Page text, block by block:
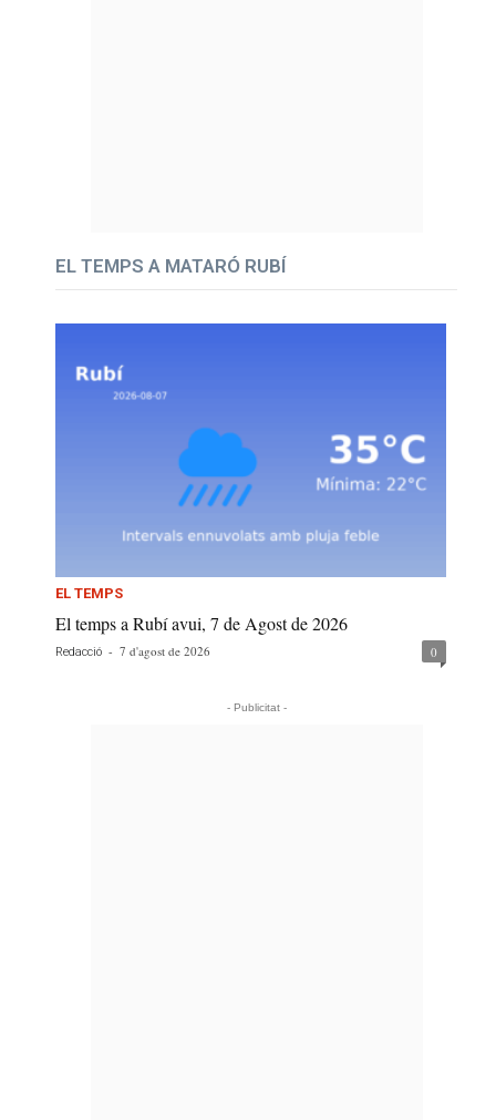
EL TEMPS A MATARÓ RUBÍ
EL TEMPS
El temps a Rubí avui, 7 de Agost de 2026
Redacció - 7 d'agost de 2026 0
- Publicitat -